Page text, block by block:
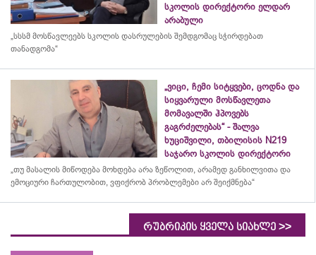
სკოლის დირექტორი ელდარ
არაბული
„სსსმ მოსწავლეებს სკოლის დასრულების შემდგომაც სჭირდებათ
თანადგომა“
„ვიცი, ჩემი სიტყვები, ცოდნა და
სიყვარული მოსწავლეთა
მომავალში ჰპოვებს
გაგრძელებას“ - შალვა
ხუციშვილი, თბილისის N219
საჯარო სკოლის დირექტორი
„თუ მასალის მიწოდება მოხდება არა ზეწოლით, არამედ განხილვითა და
ემოციური ჩართულობით, ვფიქრობ პრობლემები არ შეიქმნება“
რუბრიკის ყველა სიახლე >>